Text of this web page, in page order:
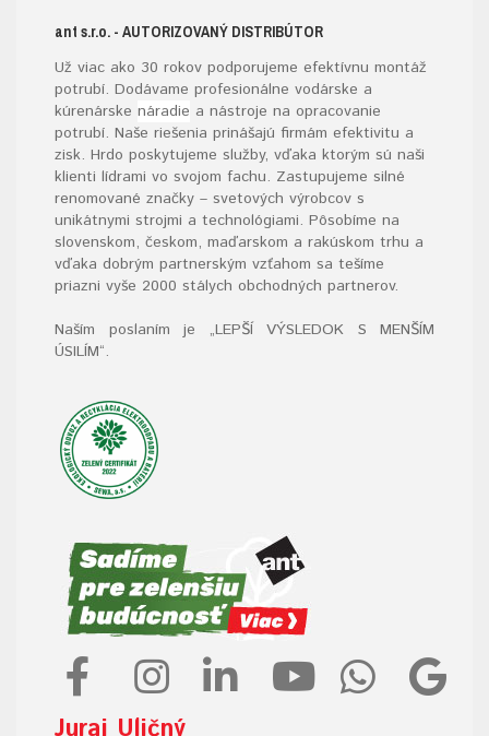
ant s.r.o. - AUTORIZOVANÝ DISTRIBÚTOR
Už viac ako 30 rokov podporujeme efektívnu montáž
potrubí. Dodávame profesionálne vodárske a
kúrenárske náradie a nástroje na opracovanie
potrubí. Naše riešenia prinášajú firmám efektivitu a
zisk. Hrdo poskytujeme služby, vďaka ktorým sú naši
klienti lídrami vo svojom fachu. Zastupujeme silné
renomované značky – svetových výrobcov s
unikátnymi strojmi a technológiami. Pôsobíme na
slovenskom, českom, maďarskom a rakúskom trhu a
vďaka dobrým partnerským vzťahom sa tešíme
priazni vyše 2000 stálych obchodných partnerov.
Naším poslaním je „LEPŠÍ VÝSLEDOK S MENŠÍM
ÚSILÍM“.